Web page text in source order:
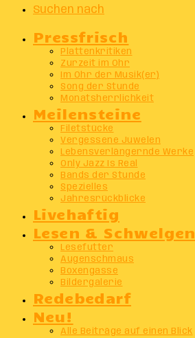
Suchen nach
Pressfrisch
Plattenkritiken
Zurzeit im Ohr
Im Ohr der Musik(er)
Song der Stunde
Monatsherrlichkeit
Meilensteine
Filetstücke
Vergessene Juwelen
Lebensverlängernde Werke
Only Jazz Is Real
Bands der Stunde
Spezielles
Jahresrückblicke
Livehaftig
Lesen & Schwelgen
Lesefutter
Augenschmaus
Boxengasse
Bildergalerie
Redebedarf
Neu!
Alle Beiträge auf einen Blick